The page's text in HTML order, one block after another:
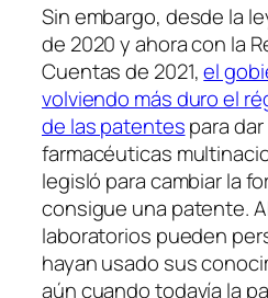
Sin embargo, desde la
de 2020 y ahora con la
Cuentas de 2021,el
volviendo más duro el
de las patentespara
farmacéuticas
legisló para cambiar la
consigue una patente.
laboratorios pueden
hayan usado sus
aún cuando todavía la